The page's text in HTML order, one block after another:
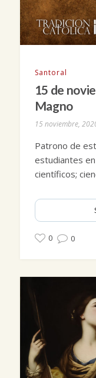
Santoral
15 de
Magno
15 noviembre,
Patrono de
estudiantes
científicos;
0 0